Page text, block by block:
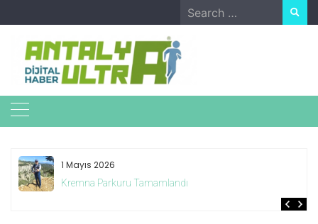
to
content
Search
for:
1 Mayıs 2026
Kremna Parkuru Tamamlandı